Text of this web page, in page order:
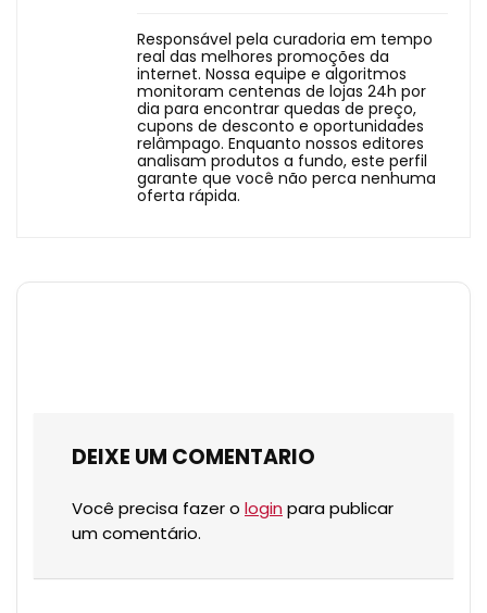
Responsável pela curadoria em tempo
real das melhores promoções da
internet. Nossa equipe e algoritmos
monitoram centenas de lojas 24h por
dia para encontrar quedas de preço,
cupons de desconto e oportunidades
relâmpago. Enquanto nossos editores
analisam produtos a fundo, este perfil
garante que você não perca nenhuma
oferta rápida.
DEIXE UM COMENTARIO
Você precisa fazer o login para publicar
um comentário.